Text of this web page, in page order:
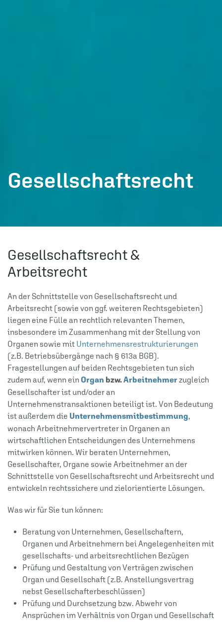
Gesellschaftsrecht
Gesellschaftsrecht &
Arbeitsrecht
An der Schnittstelle von Gesellschaftsrecht und
Arbeitsrecht (sowie von ggf. weiteren Rechtsgebieten)
liegen eine Fülle an rechtlich relevanten Themen,
insbesondere im Zusammenhang mit der Stellung von
Organen sowie mit Unternehmensrestrukturierungen
(z.B. Betriebsübergänge nach § 613a BGB).
Fragestellungen auf beiden Rechtsgebieten tun sich
zudem auf, wenn ein Organ bzw.Arbeitnehmerzugleich
Gesellschafter ist und/oder an
Unternehmenstransaktionen beteiligt ist. Von Bedeutung
ist außerdem die Unternehmensmitbestimmung,
wonach Arbeitnehmervertreter in Organen an
wirtschaftlichen Entscheidungen des Unternehmens
mitwirken können. Wir beraten Unternehmen,
Gesellschafter, Organe sowie Arbeitnehmer an der
Schnittstelle von Gesellschaftsrecht und Arbeitsrecht und
entwickeln rechtssichere und zielorientierte Lösungen.
Was wir für Sie tun können:
Beratung von Unternehmen, Gesellschaftern,
Organen und Arbeitnehmern bei Angelegenheiten mit
gesellschafts- und arbeitsrechtlichen Bezügen
Prüfung und Gestaltung von Verträgen zwischen
Organ und Gesellschaft (z.B. Anstellungsvertrag
nebst Gesellschafterbeschlüssen)
Prüfung und Durchsetzung bzw. Abwehr von
Ansprüchen im Verhältnis von Organ und Gesellschaft